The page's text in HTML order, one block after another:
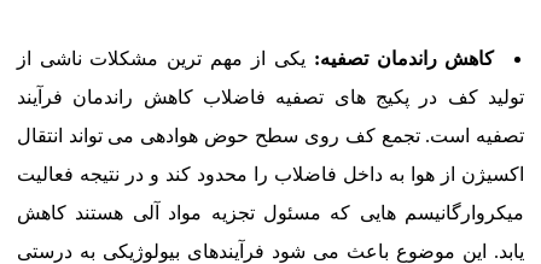
کاهش راندمان تصفیه: یکی از مهم ترین مشکلات ناشی از
تولید کف در پکیج های تصفیه فاضلاب کاهش راندمان فرآیند
تصفیه است. تجمع کف روی سطح حوض هوادهی می تواند انتقال
اکسیژن از هوا به داخل فاضلاب را محدود کند و در نتیجه فعالیت
میکروارگانیسم هایی که مسئول تجزیه مواد آلی هستند کاهش
یابد. این موضوع باعث می شود فرآیندهای بیولوژیکی به درستی